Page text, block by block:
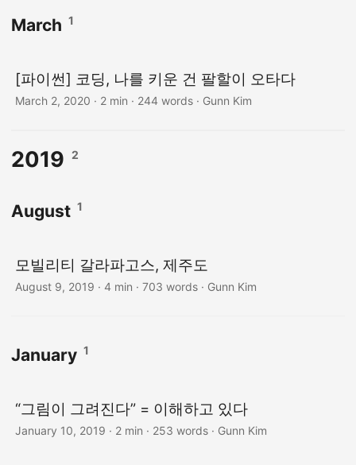
March 1
[파이썬] 코딩, 나를 키운 건 팔할이 오타다
March 2, 2020 · 2 min · 244 words · Gunn Kim
2019 2
August 1
모빌리티 갈라파고스, 제주도
August 9, 2019 · 4 min · 703 words · Gunn Kim
January 1
“그림이 그려진다” = 이해하고 있다
January 10, 2019 · 2 min · 253 words · Gunn Kim